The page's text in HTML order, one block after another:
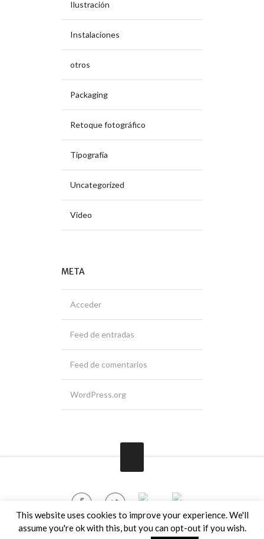
Ilustración
Instalaciones
otros
Packaging
Retoque fotográfico
Tipografía
Uncategorized
Video
META
Acceder
Feed de entradas
Feed de comentarios
WordPress.org
2016 © Srta. Do. All rights reserved.
This website uses cookies to improve your experience. We'll
assume you're ok with this, but you can opt-out if you wish.